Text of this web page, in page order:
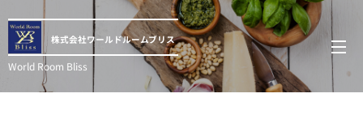
株式会社ワールドルームブリス
World Room Bliss